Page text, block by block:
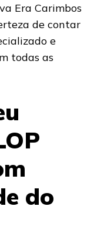
Era Carimbos
de contar
e
todas as
do